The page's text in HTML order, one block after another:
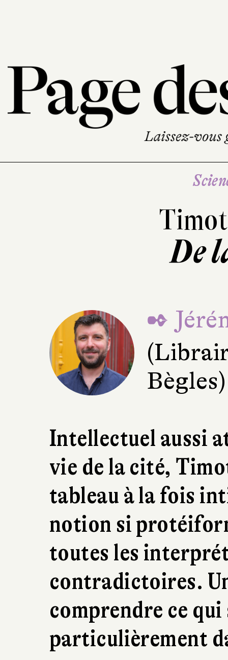
De
✒
Bègles)
Intellectuel aussi
vie de la cité,
tableau à la fois
notion si
toutes les
contradictoires.
comprendre ce
particulièrement